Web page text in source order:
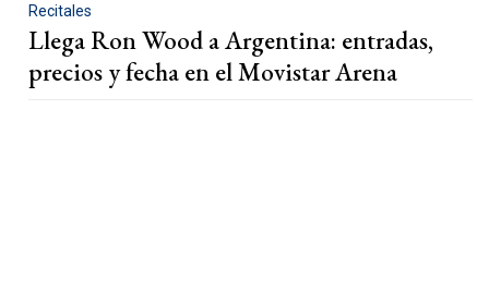
Recitales
Llega Ron Wood a Argentina: entradas,
precios y fecha en el Movistar Arena